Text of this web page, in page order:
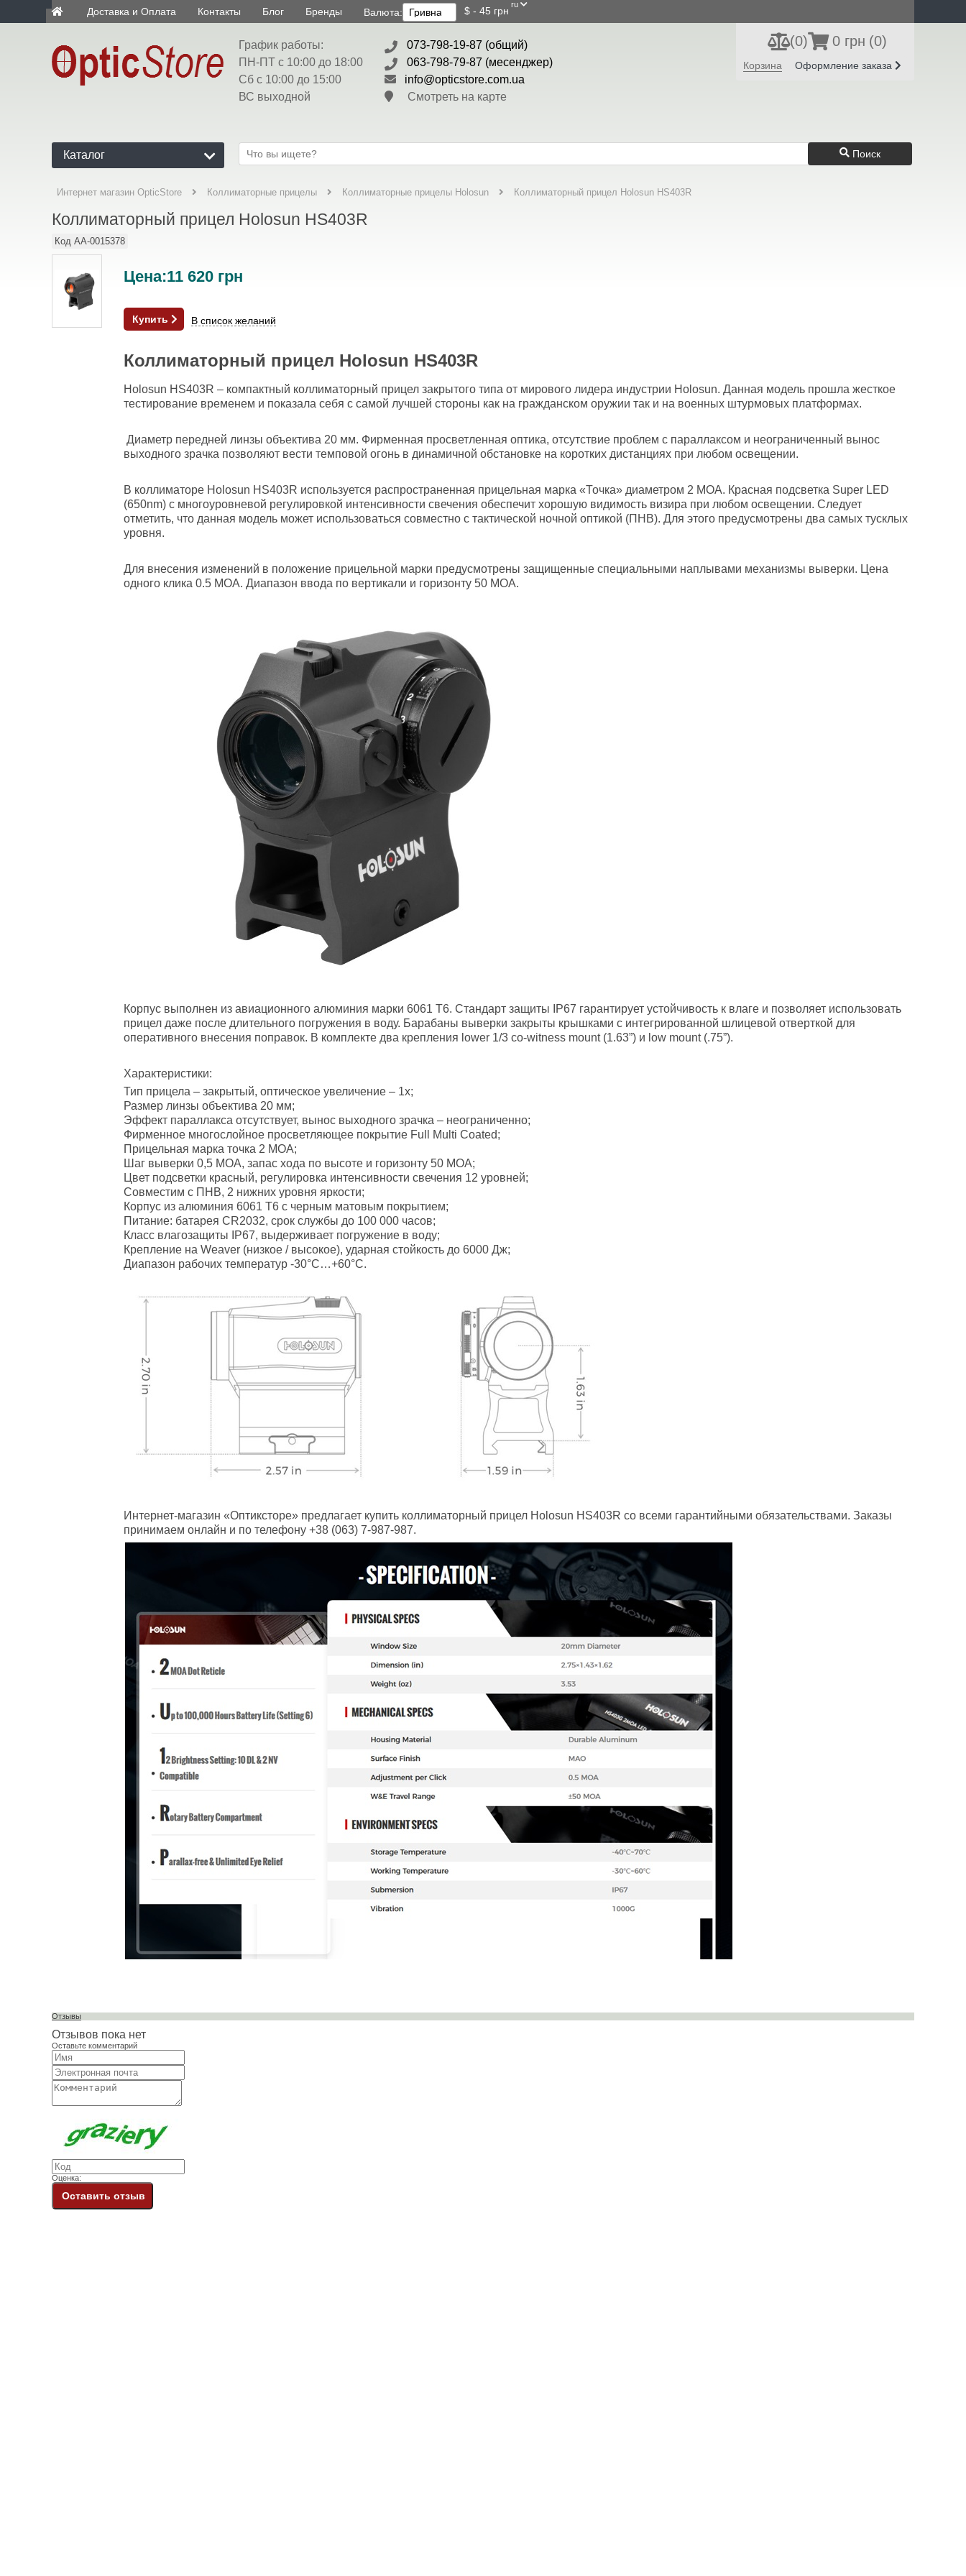
Доставка и Оплата Контакты Блог Бренды Валюта: $ - 45 грн
ru
Вход
Регистрация
График работы:
ПН-ПТ с 10:00 до 18:00
Сб с 10:00 до 15:00
ВС выходной
073-798-19-87 (общий)
063-798-79-87 (месенджер)
info@opticstore.com.ua
Смотреть на карте
(0) 0 грн (0)
Корзина Оформление заказа
Каталог Поиск
Интернет магазин OpticStore Коллиматорные прицелы Коллиматорные прицелы Holosun Коллиматорный прицел Holosun HS403R
Коллиматорный прицел Holosun HS403R
Код AA-0015378
Цена:11 620 грн
Купить В список желаний
Коллиматорный прицел Holosun HS403R
Holosun HS403R – компактный коллиматорный прицел закрытого типа от мирового лидера индустрии Holosun. Данная модель прошла жесткое
тестирование временем и показала себя с самой лучшей стороны как на гражданском оружии так и на военных штурмовых платформах.
Диаметр передней линзы объектива 20 мм. Фирменная просветленная оптика, отсутствие проблем с параллаксом и неограниченный вынос
выходного зрачка позволяют вести темповой огонь в динамичной обстановке на коротких дистанциях при любом освещении.
В коллиматоре Holosun HS403R используется распространенная прицельная марка «Точка» диаметром 2 МОА. Красная подсветка Super LED
(650nm) с многоуровневой регулировкой интенсивности свечения обеспечит хорошую видимость визира при любом освещении. Следует
отметить, что данная модель может использоваться совместно с тактической ночной оптикой (ПНВ). Для этого предусмотрены два самых тусклых
уровня.
Для внесения изменений в положение прицельной марки предусмотрены защищенные специальными наплывами механизмы выверки. Цена
одного клика 0.5 МОА. Диапазон ввода по вертикали и горизонту 50 МОА.
Корпус выполнен из авиационного алюминия марки 6061 T6. Стандарт защиты IP67 гарантирует устойчивость к влаге и позволяет использовать
прицел даже после длительного погружения в воду. Барабаны выверки закрыты крышками с интегрированной шлицевой отверткой для
оперативного внесения поправок. В комплекте два крепления lower 1/3 co-witness mount (1.63”) и low mount (.75”).
Характеристики:
Тип прицела – закрытый, оптическое увеличение – 1х;
Размер линзы объектива 20 мм;
Эффект параллакса отсутствует, вынос выходного зрачка – неограниченно;
Фирменное многослойное просветляющее покрытие Full Multi Coated;
Прицельная марка точка 2 МОА;
Шаг выверки 0,5 МОА, запас хода по высоте и горизонту 50 МОА;
Цвет подсветки красный, регулировка интенсивности свечения 12 уровней;
Совместим с ПНВ, 2 нижних уровня яркости;
Корпус из алюминия 6061 T6 с черным матовым покрытием;
Питание: батарея CR2032, срок службы до 100 000 часов;
Класс влагозащиты ІР67, выдерживает погружение в воду;
Крепление на Wеаvеr (низкое / высокое), ударная стойкость до 6000 Дж;
Диапазон рабочих температур -30°С…+60°С.
Интернет-магазин «Оптиксторе» предлагает купить коллиматорный прицел Holosun HS403R со всеми гарантийными обязательствами. Заказы
принимаем онлайн и по телефону +38 (063) 7-987-987.
Отзывы
Отзывов пока нет
Оставьте комментарий
Оценка:
Оставить отзыв